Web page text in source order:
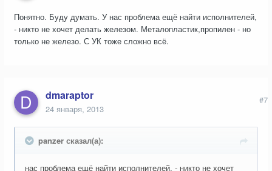
Понятно. Буду думать. У нас проблема ещё найти исполнителей,
- никто не хочет делать железом. Металопластик,пропилен - но
только не железо. С УК тоже сложно всё.
dmaraptor
24 января, 2013
#7
panzer сказал(а):
нас проблема ещё найти исполнителей, - никто не хочет